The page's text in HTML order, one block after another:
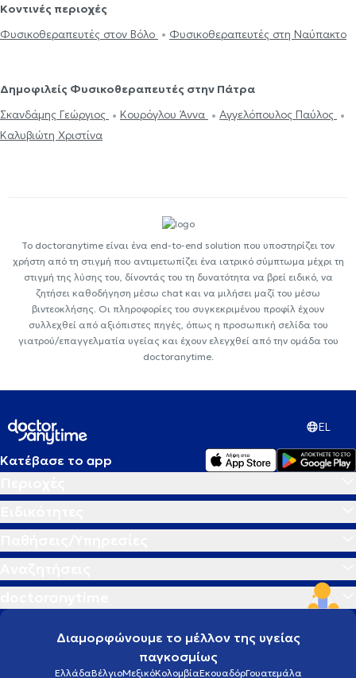
Κοντινές περιοχές
Φυσικοθεραπευτές στον Βόλο
Φυσικοθεραπευτές στη Ναύπακτο
Δημοφιλείς Φυσικοθεραπευτές στην Πάτρα
Σκανδάμης Γεώργιος
Κουρόγλου Άννα
Αγγελόπουλος Παύλος
Καλυβιώτη Χριστίνα
Το doctoranytime είναι ένα end-to-end solution που υποστηρίζει τον
χρήστη από τη στιγμή που αντιμετωπίζει ένα ιατρικό σύμπτωμα μέχρι τη
στιγμή της λύσης του, δίνοντάς του τη δυνατότητα να βρεί ειδικό, να
ζητήσει καθοδήγηση μέσω chat και να μιλήσει μαζί του μέσω
βιντεοκλήσης. Οι πληροφορίες του συγκεκριμένου προφίλ έχουν
συλλεχθεί από αξιόπιστες πηγές, όπως η προσωπική σελίδα του
γιατρού/επαγγελματία υγείας και έχουν ελεγχθεί από την ομάδα του
doctoranytime.
EL
Κατέβασε το app
Διαμορφώνουμε το μέλλον της υγείας
παγκοσμίως
ΕλλάδαΒέλγιοΜεξικόΚολομβίαΕκουαδόρΓουατεμάλα